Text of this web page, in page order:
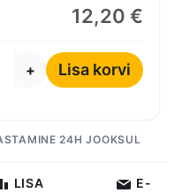
12,20 €
+ Lisa korvi
24H JOOKSUL
LISA
E-